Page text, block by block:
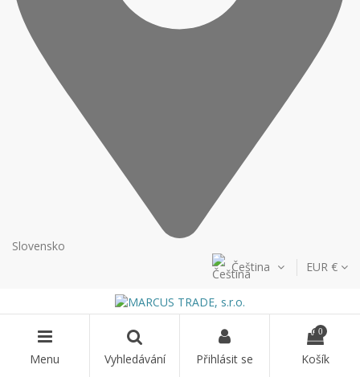
Slovensko
Čeština
EUR €
Menu Vyhledávání Přihlásit se
0
Košík